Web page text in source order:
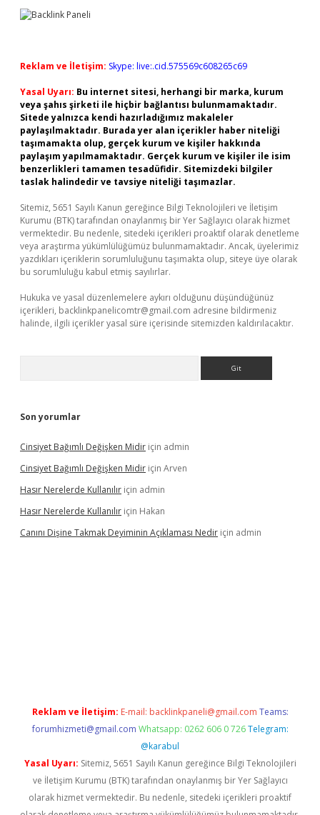
Reklam ve İletişim: Skype: live:.cid.575569c608265c69
Yasal Uyarı: Bu internet sitesi, herhangi bir marka, kurum
veya şahıs şirketi ile hiçbir bağlantısı bulunmamaktadır.
Sitede yalnızca kendi hazırladığımız makaleler
paylaşılmaktadır. Burada yer alan içerikler haber niteliği
taşımamakta olup, gerçek kurum ve kişiler hakkında
paylaşım yapılmamaktadır. Gerçek kurum ve kişiler ile isim
benzerlikleri tamamen tesadüfidir. Sitemizdeki bilgiler
taslak halindedir ve tavsiye niteliği taşımazlar.
Sitemiz, 5651 Sayılı Kanun gereğince Bilgi Teknolojileri ve İletişim
Kurumu (BTK) tarafından onaylanmış bir Yer Sağlayıcı olarak hizmet
vermektedir. Bu nedenle, sitedeki içerikleri proaktif olarak denetleme
veya araştırma yükümlülüğümüz bulunmamaktadır. Ancak, üyelerimiz
yazdıkları içeriklerin sorumluluğunu taşımakta olup, siteye üye olarak
bu sorumluluğu kabul etmiş sayılırlar.
Hukuka ve yasal düzenlemelere aykırı olduğunu düşündüğünüz
içerikleri, backlinkpanelicomtr@gmail.com adresine bildirmeniz
halinde, ilgili içerikler yasal süre içerisinde sitemizden kaldırılacaktır.
Son yorumlar
Cinsiyet Bağımlı Değişken Midir için admin
Cinsiyet Bağımlı Değişken Midir için Arven
Hasır Nerelerde Kullanılır için admin
Hasır Nerelerde Kullanılır için Hakan
Canını Dişine Takmak Deyiminin Açıklaması Nedir için admin
Reklam ve İletişim: E-mail: backlinkpaneli@gmail.com Teams:
forumhizmeti@gmail.com Whatsapp: 0262 606 0 726 Telegram:
@karabul
Yasal Uyarı: Sitemiz, 5651 Sayılı Kanun gereğince Bilgi Teknolojileri
ve İletişim Kurumu (BTK) tarafından onaylanmış bir Yer Sağlayıcı
olarak hizmet vermektedir. Bu nedenle, sitedeki içerikleri proaktif